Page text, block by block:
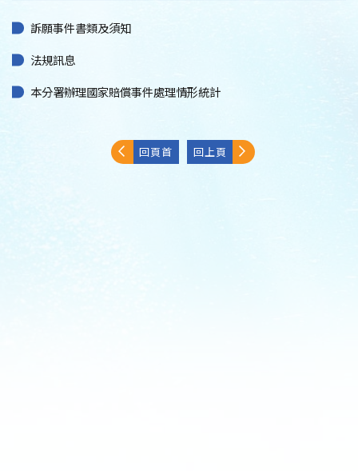
訴願事件書類及須知
法規訊息
本分署辦理國家賠償事件處理情形統計
回頁首 回上頁